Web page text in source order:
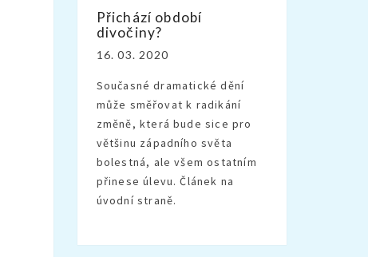
Přichází období
divočiny?
16. 03. 2020
Současné dramatické dění
může směřovat k radikání
změně, která bude sice pro
většinu západního světa
bolestná, ale všem ostatním
přinese úlevu. Článek na
úvodní straně.